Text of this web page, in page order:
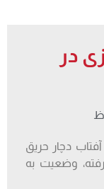
در
دچار حریق
وضعیت به